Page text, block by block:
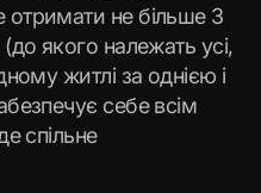
не більше 3
якого належать усі,
житлі за однією і
себе всім
спільне